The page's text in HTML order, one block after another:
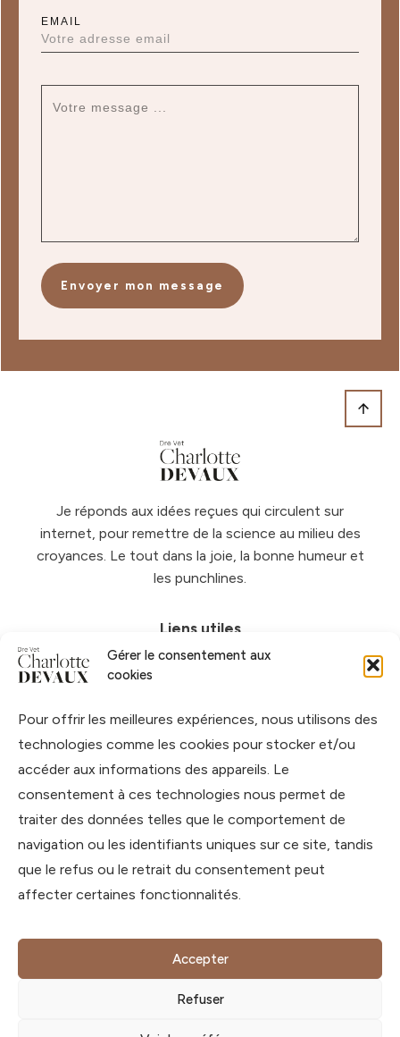
Gérer le consentement aux
cookies
Pour offrir les meilleures expériences, nous utilisons des
technologies comme les cookies pour stocker et/ou
accéder aux informations des appareils. Le
consentement à ces technologies nous permet de
traiter des données telles que le comportement de
navigation ou les identifiants uniques sur ce site, tandis
que le refus ou le retrait du consentement peut
affecter certaines fonctionnalités.
Accepter
Refuser
EMAIL
Envoyer mon message
Je réponds aux idées reçues qui circulent sur
internet, pour remettre de la science au milieu des
croyances. Le tout dans la joie, la bonne humeur et
les punchlines.
Liens utiles
Blog
Podcast
Livres
Contact
contact@charlotte-devaux.com
74350 Allonzier-la-Caille,